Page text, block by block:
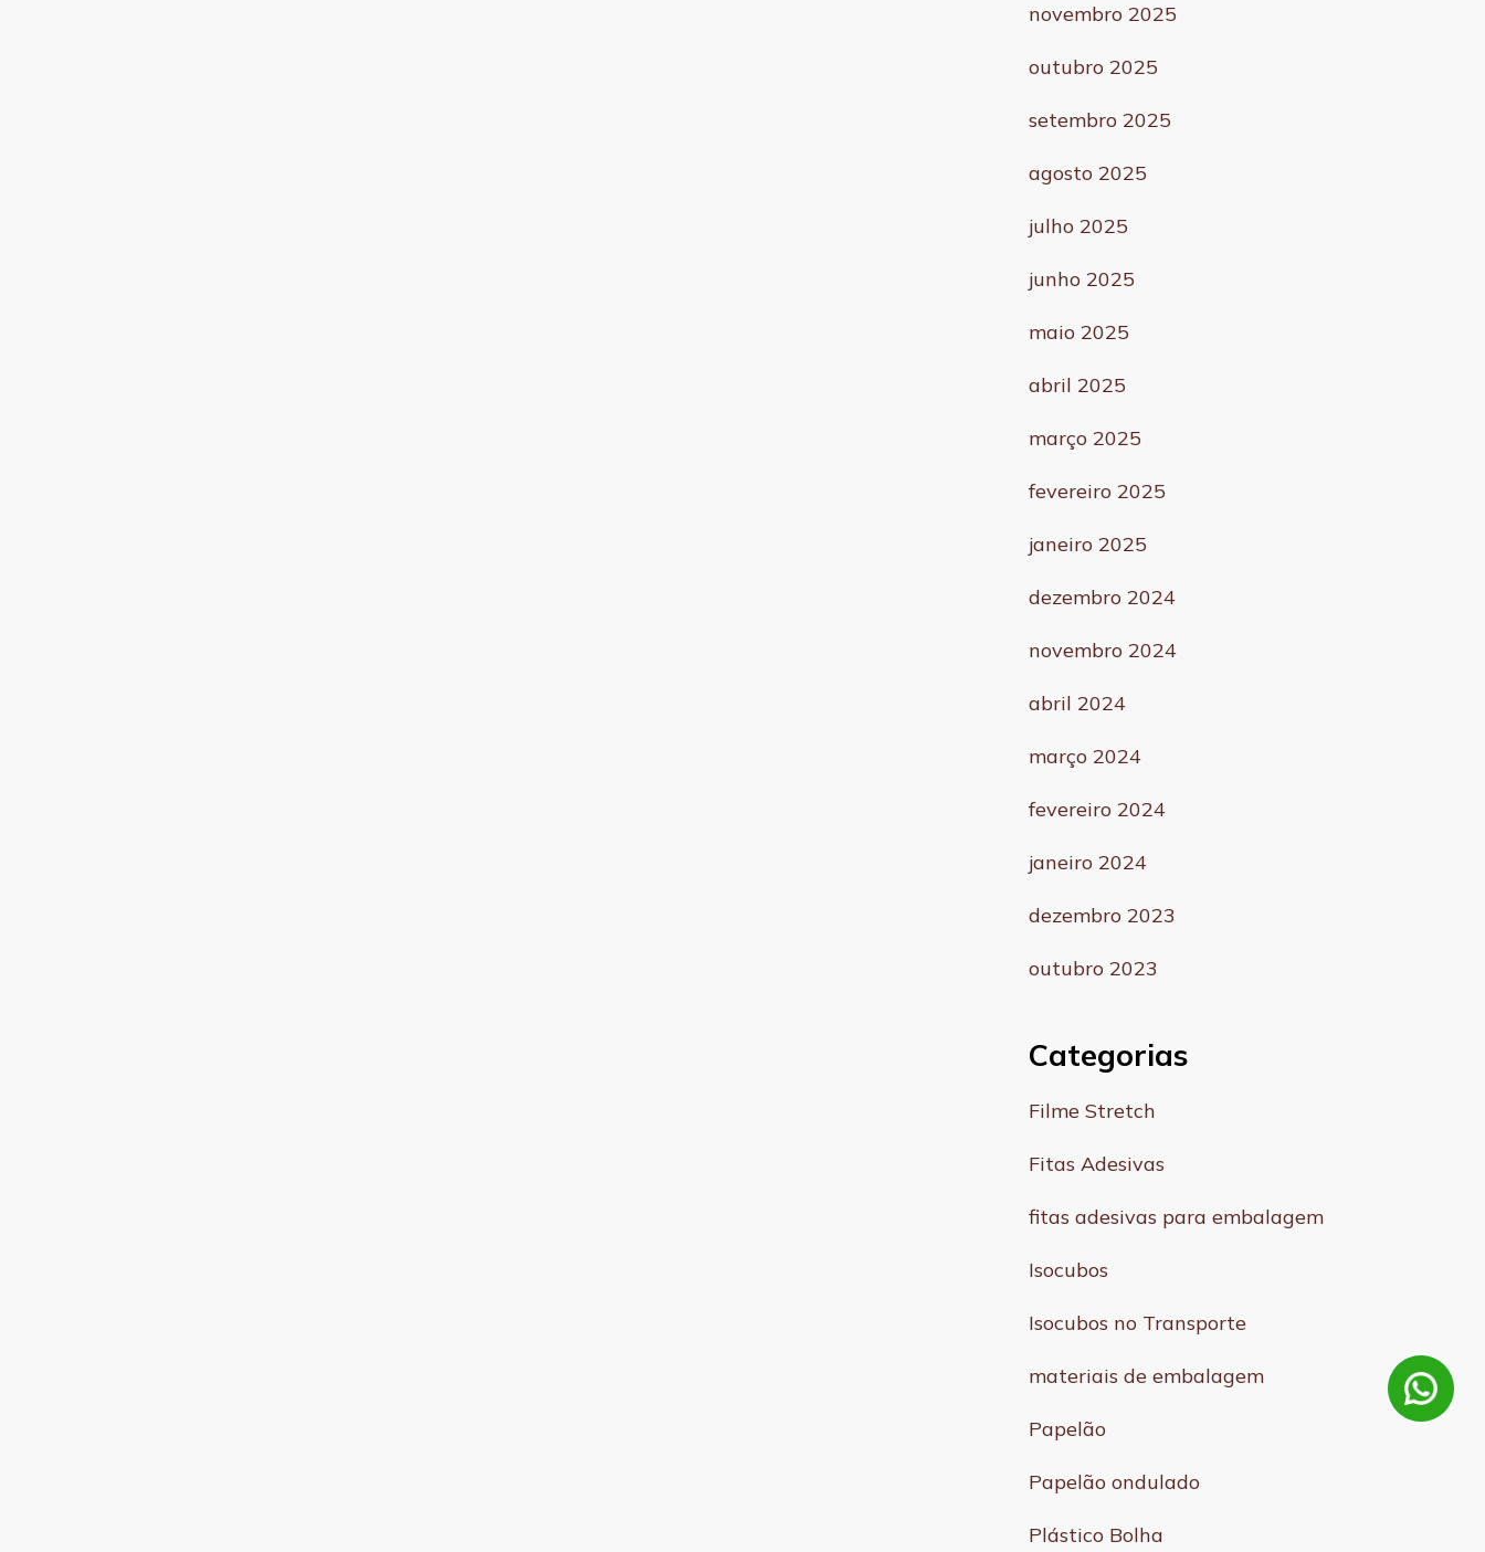
novembro 2025
outubro 2025
setembro 2025
agosto 2025
julho 2025
junho 2025
maio 2025
abril 2025
março 2025
fevereiro 2025
janeiro 2025
dezembro 2024
novembro 2024
abril 2024
março 2024
fevereiro 2024
janeiro 2024
dezembro 2023
outubro 2023
Categorias
Filme Stretch
Fitas Adesivas
fitas adesivas para embalagem
Isocubos
Isocubos no Transporte
materiais de embalagem
Papelão
Papelão ondulado
Plástico Bolha